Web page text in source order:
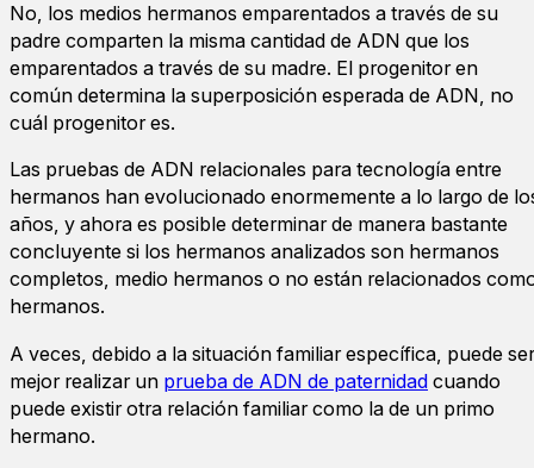
No, los medios hermanos emparentados a través de su
padre comparten la misma cantidad de ADN que los
emparentados a través de su madre. El progenitor en
común determina la superposición esperada de ADN, no
cuál progenitor es.
Las pruebas de ADN relacionales para tecnología entre
hermanos han evolucionado enormemente a lo largo de
años, y ahora es posible determinar de manera bastante
concluyente si los hermanos analizados son hermanos
completos, medio hermanos o no están relacionados
hermanos.
A veces, debido a la situación familiar específica, puede ser
mejor realizar un prueba de ADN de paternidad cuando
puede existir otra relación familiar como la de un primo
hermano.